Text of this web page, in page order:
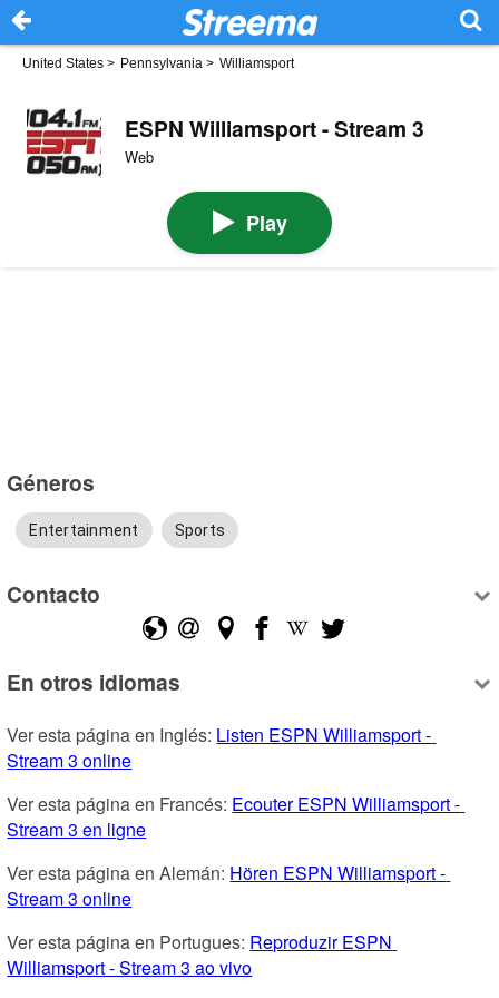
United States > Pennsylvania > Williamsport
ESPN Williamsport - Stream 3
Web
Play
Géneros
Entertainment Sports
Contacto
En otros idiomas
Ver esta página en Inglés: Listen ESPN Williamsport -
Stream 3 online
Ver esta página en Francés: Ecouter ESPN Williamsport -
Stream 3 en ligne
Ver esta página en Alemán: Hören ESPN Williamsport -
Stream 3 online
Ver esta página en Portugues: Reproduzir ESPN
Williamsport - Stream 3 ao vivo